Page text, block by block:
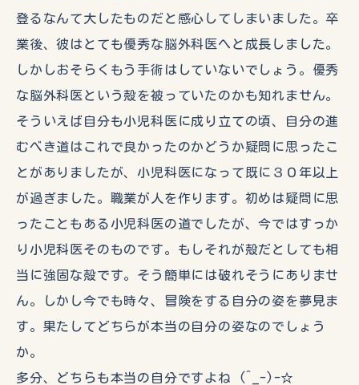
登るなんて大したものだと感心してしまいました。卒
業後、彼はとても優秀な脳外科医へと成長しました。
しかしおそらくもう手術はしていないでしょう。優秀
な脳外科医という殻を被っていたのかも知れません。
そういえば自分も小児科医に成り立ての頃、自分の進
むべき道はこれで良かったのかどうか疑問に思ったこ
とがありましたが、小児科医になって既に３０年以上
が過ぎました。職業が人を作ります。初めは疑問に思
ったこともある小児科医の道でしたが、今ではすっか
り小児科医そのものです。もしそれが殻だとしても相
当に強固な殻です。そう簡単には破れそうにありませ
ん。しかし今でも時々、冒険をする自分の姿を夢見ま
す。果たしてどちらが本当の自分の姿なのでしょう
か。
多分、どちらも本当の自分ですよね (^_-)-☆